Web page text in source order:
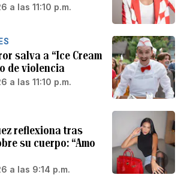
a las 11:10 p.m.
salva a “Ice Cream
de violencia
a las 11:10 p.m.
reflexiona tras
su cuerpo: “Amo
a las 9:14 p.m.